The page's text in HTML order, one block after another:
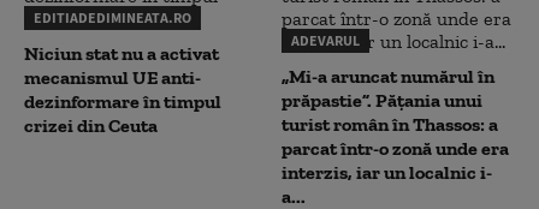
EDITIADEDIMINEATA.RO
Niciun stat nu a activat
mecanismul UE anti-
dezinformare în timpul
crizei din Ceuta
ADEVARUL
„Mi-a aruncat numărul în
prăpastie”. Pățania unui
turist român în Thassos: a
parcat într-o zonă unde era
interzis, iar un localnic i-
a...